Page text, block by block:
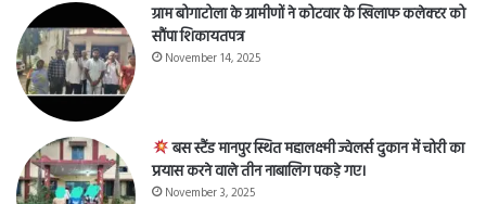
ग्राम बोगाटोला के ग्रामीणों ने कोटवार के खिलाफ कलेक्टर को
सौंपा शिकायतपत्र
November 14, 2025
बस स्टैंड मानपुर स्थित महालक्ष्मी ज्वेलर्स दुकान में चोरी का
प्रयास करने वाले तीन नाबालिग पकड़े गए।
November 3, 2025